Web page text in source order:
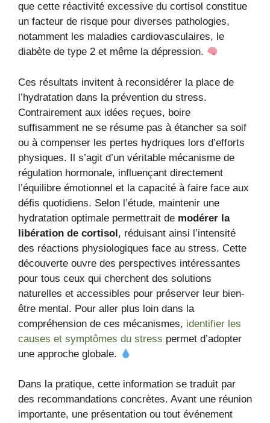
que cette réactivité excessive du cortisol constitue
un facteur de risque pour diverses pathologies,
notamment les maladies cardiovasculaires, le
diabète de type 2 et même la dépression.
Ces résultats invitent à reconsidérer la place de
l’hydratation dans la prévention du stress.
Contrairement aux idées reçues, boire
suffisamment ne se résume pas à étancher sa soif
ou à compenser les pertes hydriques lors d’efforts
physiques. Il s’agit d’un véritable mécanisme de
régulation hormonale, influençant directement
l’équilibre émotionnel et la capacité à faire face aux
défis quotidiens. Selon l’étude, maintenir une
hydratation optimale permettrait de modérer la
libération de cortisol, réduisant ainsi l’intensité
des réactions physiologiques face au stress. Cette
découverte ouvre des perspectives intéressantes
pour tous ceux qui cherchent des solutions
naturelles et accessibles pour préserver leur bien-
être mental. Pour aller plus loin dans la
compréhension de ces mécanismes, identifier les
causes et symptômes du stress permet d’adopter
une approche globale.
Dans la pratique, cette information se traduit par
des recommandations concrètes. Avant une réunion
importante, une présentation ou tout événement